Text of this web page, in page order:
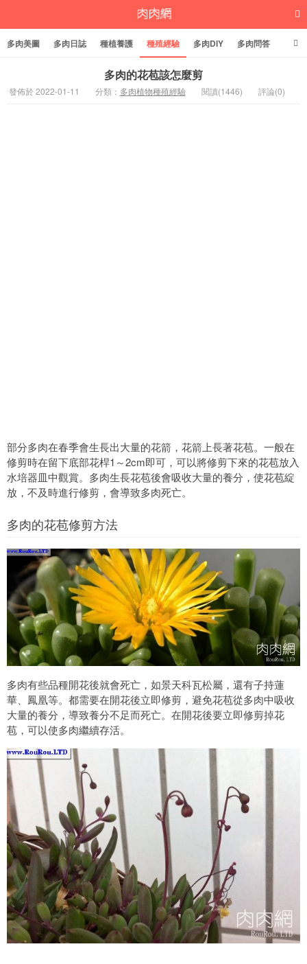
多肉美圖 多肉日誌 種植養護 種殖經驗 多肉DIY 多肉問答
多肉的花苞該怎麼剪
發佈於 2022-01-11 分類： 多肉植物種殖經驗 閱讀(1446) 評論(0)
部分多肉在春季會生長出大量的花箭，花箭上長著花苞。一般在
修剪時在留下底部花桿1～2cm即可，可以將修剪下來的花苞放入
水培器皿中觀賞。多肉生長花苞後會吸收大量的養分，使花苞綻
放，不及時進行修剪，會導致多肉死亡。
多肉的花苞修剪方法
多肉有些品種開花後就會死亡，如景天科瓦松屬，還有子持蓮
華、鳳凰等。都需要在開花後立即修剪，避免花苞從多肉中吸收
大量的養分，導致養分不足而死亡。在開花後要立即修剪掉花
苞，可以使多肉繼續存活。